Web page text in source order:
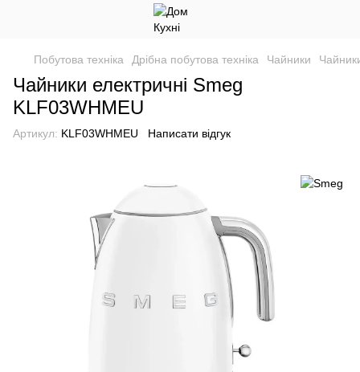
Побутова техніка Дрібна побутова техніка Чайники
Чайники електричні Smeg
KLF03WHMEU
Артикул: KLF03WHMEU Написати відгук